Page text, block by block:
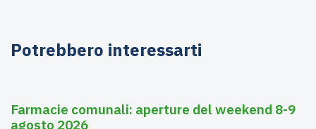
Potrebbero interessarti
Farmacie comunali: aperture del weekend 8-9
agosto 2026